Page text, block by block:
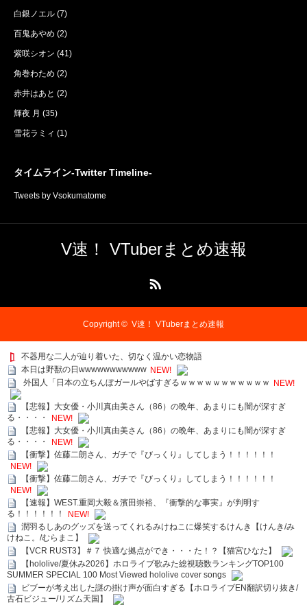
白銀ノエル (7)
百鬼あやめ (2)
紫咲シオン (41)
角巻わため (2)
赤井はあと (2)
輝夜 月 (35)
雪花ラミィ (1)
タイムライン-Twitter Timeline-
Tweets by Vsokumatome
V速！ VTuberまとめ速報
Copyright © V速！ VTuberまとめ速報
不器用な二人が辿り着いた、切なく温かい恋物語
本日は野獣の日wwwwwwwwwww NEW!
外国人「日本の立ちんぼガールやばすぎるｗｗｗｗｗｗｗｗｗｗｗ NEW!
【悲報】大女優・小川真由美さん（86）の晩年、あまりにも闇が深すぎ
る・・・・
NEW!
【悲報】大女優・小川真由美さん（86）の晩年、あまりにも闇が深すぎ
る・・・・
NEW!
【衝撃】佐藤二朗さん、ガチで『びっくり』してしまう！！！！！！
NEW!
【衝撃】佐藤二朗さん、ガチで『びっくり』してしまう！！！！！！
NEW!
【速報】WEST.重岡大毅＆濱田崇裕、『衝撃的な事実』が判明す
る！！！！！！
NEW!
潤羽るしあのグッズを送ってくれるみけねこに爆笑するけんき【けんき/み
けねこ。/むらまこ】
【VCR RUST3】＃７ 快適な拠点ができ・・・た！？【猫宮ひなた】
【hololive/夏休み2026】ホロライブ歌みた総視聴数ランキングTOP100
SUMMER SPECIAL 100 Most Viewed hololive cover songs
ビブーが考え出した謎の掛け声が面白すぎる【ホロライブEN翻訳切り抜き/
古石ビジュー/リズム天国】